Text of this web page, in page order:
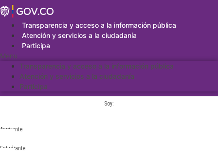
Saltar
al
contenidoTransparencia y acceso a la información pública
Atención y servicios a la ciudadanía
Participa
Menu
Transparencia y acceso a la información pública
Atención y servicios a la ciudadanía
Participa
Soy:
Aspirante
Estudiante